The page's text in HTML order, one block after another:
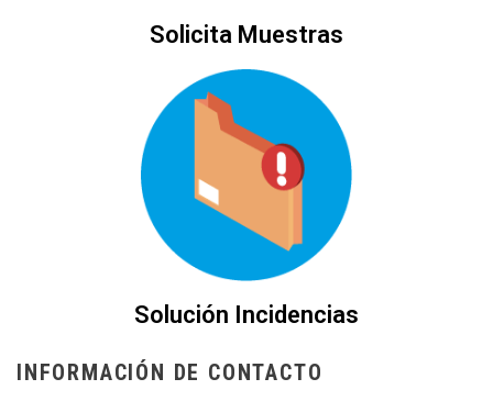
Solicita Muestras
Solución Incidencias
INFORMACIÓN DE CONTACTO